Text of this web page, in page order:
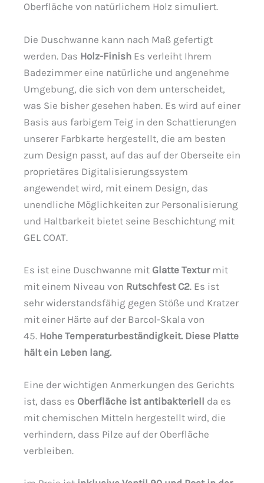
Oberfläche von natürlichem Holz simuliert.
Die Duschwanne kann nach Maß gefertigt
werden. Das Holz-Finish Es verleiht Ihrem
Badezimmer eine natürliche und angenehme
Umgebung, die sich von dem unterscheidet,
was Sie bisher gesehen haben. Es wird auf einer
Basis aus farbigem Teig in den Schattierungen
unserer Farbkarte hergestellt, die am besten
zum Design passt, auf das auf der Oberseite ein
proprietäres Digitalisierungssystem
angewendet wird, mit einem Design, das
unendliche Möglichkeiten zur Personalisierung
und Haltbarkeit bietet seine Beschichtung mit
GEL COAT.
Es ist eine Duschwanne mit Glatte Texturmit
mit einem Niveau von Rutschfest C2. Es ist
sehr widerstandsfähig gegen Stöße und Kratzer
mit einer Härte auf der Barcol-Skala von
45. Hohe Temperaturbeständigkeit. Diese Platte
hält ein Leben lang.
Eine der wichtigen Anmerkungen des Gerichts
ist, dass es Oberfläche ist antibakteriell da es
mit chemischen Mitteln hergestellt wird, die
verhindern, dass Pilze auf der Oberfläche
verbleiben.